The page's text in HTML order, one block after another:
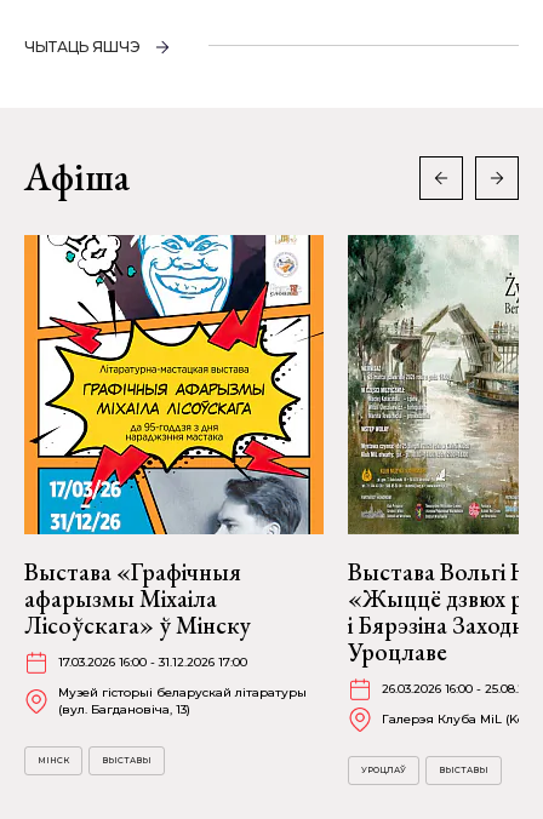
ЧЫТАЦЬ ЯШЧЭ
Афіша
Выстава «Графічныя
афарызмы Міхаіла
Лісоўскага» ў Мінску
17.03.2026 16:00 - 31.12.2026 17:00
Музей гісторыі беларускай літаратуры
(вул. Багдановіча, 13)
МІНСК ВЫСТАВЫ
Выстава Вольгі
«Жыццё дзвюх
і Бярэзіна
Уроцлаве
26.03.2026 16:00 -
Галерэя Клуба MiL
УРОЦЛАЎ ВЫСТАВЫ